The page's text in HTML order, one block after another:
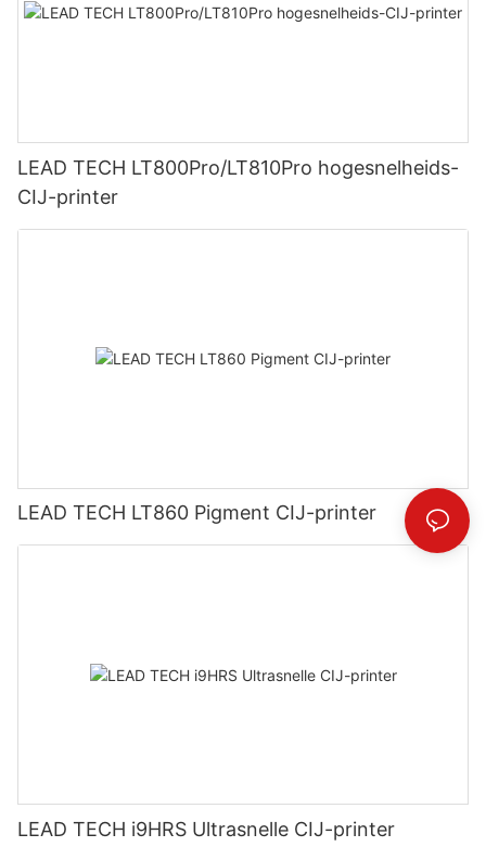
LEAD TECH LT800Pro/LT810Pro hogesnelheids-
CIJ-printer
LEAD TECH LT860 Pigment CIJ-printer
LEAD TECH i9HRS Ultrasnelle CIJ-printer